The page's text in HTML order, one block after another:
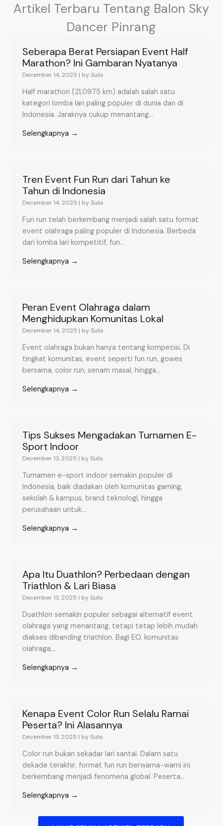
Artikel Terbaru Tentang Balon Sky
Dancer Pinrang
Seberapa Berat Persiapan Event Half
Marathon? Ini Gambaran Nyatanya
December 14, 2025 | by Sulis
Half marathon (21,0975 km) adalah salah satu
kategori lomba lari paling populer di dunia dan di
Indonesia. Jaraknya cukup menantang...
Selengkapnya →
Tren Event Fun Run dari Tahun ke
Tahun di Indonesia
December 14, 2025 | by Sulis
Fun run telah berkembang menjadi salah satu format
event olahraga paling populer di Indonesia. Berbeda
dari lomba lari kompetitif, fun...
Selengkapnya →
Peran Event Olahraga dalam
Menghidupkan Komunitas Lokal
December 14, 2025 | by Sulis
Event olahraga bukan hanya tentang kompetisi. Di
tingkat komunitas, event seperti fun run, gowes
bersama, color run, senam masal, hingga...
Selengkapnya →
Tips Sukses Mengadakan Turnamen E-
Sport Indoor
December 13, 2025 | by Sulis
Turnamen e-sport indoor semakin populer di
Indonesia, baik diadakan oleh komunitas gaming,
sekolah & kampus, brand teknologi, hingga
perusahaan untuk...
Selengkapnya →
Apa Itu Duathlon? Perbedaan dengan
Triathlon & Lari Biasa
December 13, 2025 | by Sulis
Duathlon semakin populer sebagai alternatif event
olahraga yang menantang, tetapi tetap lebih mudah
diakses dibanding triathlon. Bagi EO, komunitas
olahraga,...
Selengkapnya →
Kenapa Event Color Run Selalu Ramai
Peserta? Ini Alasannya
December 13, 2025 | by Sulis
Color run bukan sekadar lari santai. Dalam satu
dekade terakhir, format fun run berwarna-warni ini
berkembang menjadi fenomena global. Peserta...
Selengkapnya →